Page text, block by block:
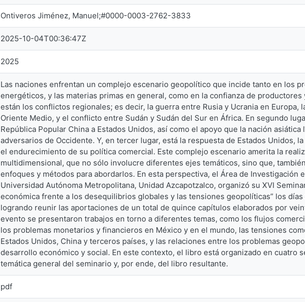
Ontiveros Jiménez, Manuel;#0000-0003-2762-3833
2025-10-04T00:36:47Z
2025
Las naciones enfrentan un complejo escenario geopolítico que incide tanto en los
energéticos, y las materias primas en general, como en la confianza de
están los conflictos regionales; es decir, la guerra entre Rusia y Ucrania en Europa,
Oriente Medio, y el conflicto entre Sudán y Sudán del Sur en África. En segundo
República Popular China a Estados Unidos, así como el apoyo que la nación asiática
adversarios de Occidente. Y, en tercer lugar, está la respuesta de Estados Unidos,
el endurecimiento de su política comercial. Este complejo escenario amerita la
multidimensional, que no sólo involucre diferentes ejes temáticos, sino que,
enfoques y métodos para abordarlos. En esta perspectiva, el Área de Investigación
Universidad Autónoma Metropolitana, Unidad Azcapotzalco, organizó su XVI
económica frente a los desequilibrios globales y las tensiones geopolíticas” los
logrando reunir las aportaciones de un total de quince capítulos elaborados por
evento se presentaron trabajos en torno a diferentes temas, como los flujos
los problemas monetarios y financieros en México y en el mundo, las tensiones
Estados Unidos, China y terceros países, y las relaciones entre los problemas
desarrollo económico y social. En este contexto, el libro está organizado en cuatro
temática general del seminario y, por ende, del libro resultante.
pdf